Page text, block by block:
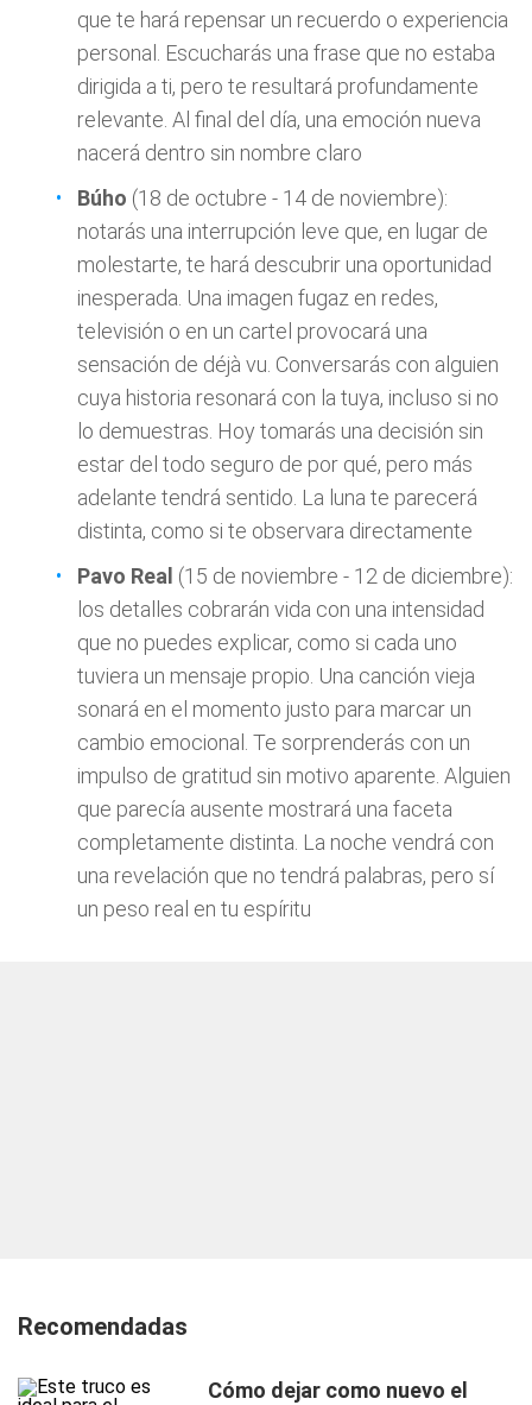
que te hará repensar un recuerdo o experiencia
personal. Escucharás una frase que no estaba
dirigida a ti, pero te resultará profundamente
relevante. Al final del día, una emoción nueva
nacerá dentro sin nombre claro
Búho (18 de octubre - 14 de noviembre):
notarás una interrupción leve que, en lugar de
molestarte, te hará descubrir una oportunidad
inesperada. Una imagen fugaz en redes,
televisión o en un cartel provocará una
sensación de déjà vu. Conversarás con alguien
cuya historia resonará con la tuya, incluso si no
lo demuestras. Hoy tomarás una decisión sin
estar del todo seguro de por qué, pero más
adelante tendrá sentido. La luna te parecerá
distinta, como si te observara directamente
Pavo Real (15 de noviembre - 12 de diciembre):
los detalles cobrarán vida con una intensidad
que no puedes explicar, como si cada uno
tuviera un mensaje propio. Una canción vieja
sonará en el momento justo para marcar un
cambio emocional. Te sorprenderás con un
impulso de gratitud sin motivo aparente. Alguien
que parecía ausente mostrará una faceta
completamente distinta. La noche vendrá con
una revelación que no tendrá palabras, pero sí
un peso real en tu espíritu
Recomendadas
Cómo dejar como nuevo el